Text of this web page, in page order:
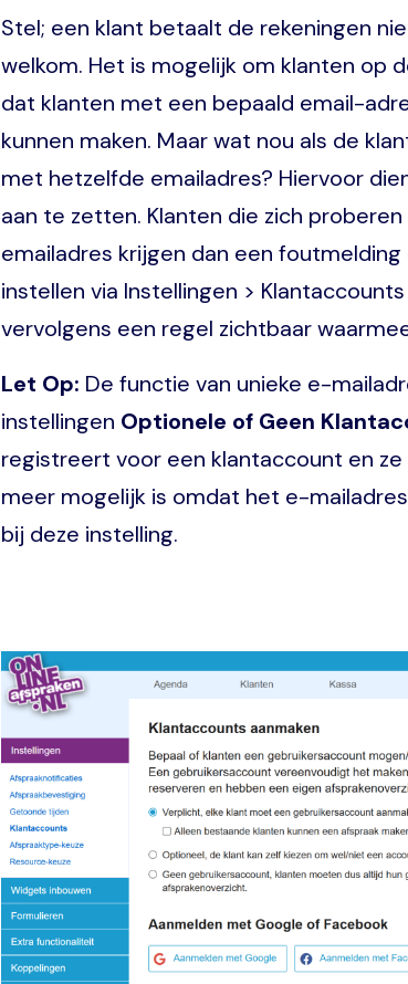
Stel; een klant betaalt de rekeningen
welkom. Het is mogelijk om klanten op
dat klanten met een bepaald email-
kunnen maken. Maar wat nou als de
met hetzelfde emailadres? Hiervoor
aan te zetten. Klanten die zich
emailadres krijgen dan een
instellen via Instellingen >
vervolgens een regel zichtbaar
Let Op: De functie van unieke e-
instellingen Optionele of Geen
registreert voor een klantaccount en
meer mogelijk is omdat het e-
bij deze instelling.
Image